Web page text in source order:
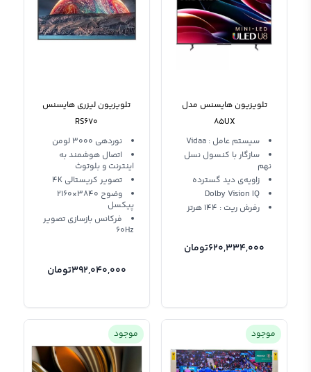
تلویزیون هایسنس مدل
85UX
سیستم عامل : Vidaa
سازگار با کنسول نسل
نهم
زاویه‌ی دید گسترده
Dolby Vision IQ
رفرش ریت : 144 هرتز
620,334,000تومان
تلویزیون لیزری هایسنس
RS670
نوردهی 3000 لومن
اتصال هوشمند به
اینترنت و بلوتوث
تصویر کریستالی 4K
وضوح 3840×2160
پیکسل
فرکانس بازسازی تصویر
60Hz
392,040,000تومان
موجود موجود